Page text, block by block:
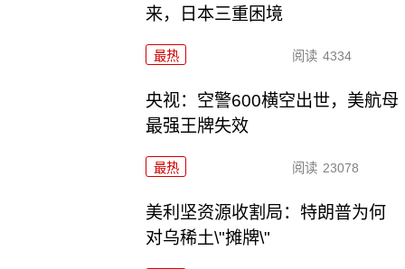
来，日本三重困境
最热 阅读 4334
央视：空警600横空出世，美航母
最强王牌失效
最热 阅读 23078
美利坚资源收割局：特朗普为何
对乌稀土\"摊牌\"